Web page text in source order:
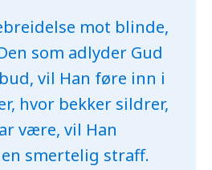
mot blinde,
som adlyder Gud
vil Han føre inn i
hvor bekker sildrer,
være, vil Han
smertelig straff.